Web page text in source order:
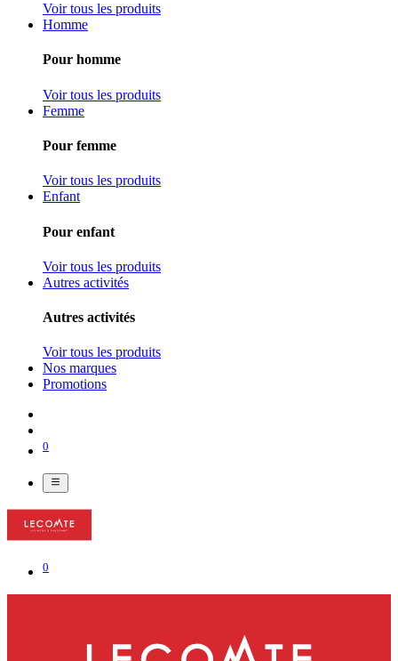
Voir tous les produits
Homme
Pour homme
Voir tous les produits
Femme
Pour femme
Voir tous les produits
Enfant
Pour enfant
Voir tous les produits
Autres activités
Autres activités
Voir tous les produits
Nos marques
Promotions
0
0